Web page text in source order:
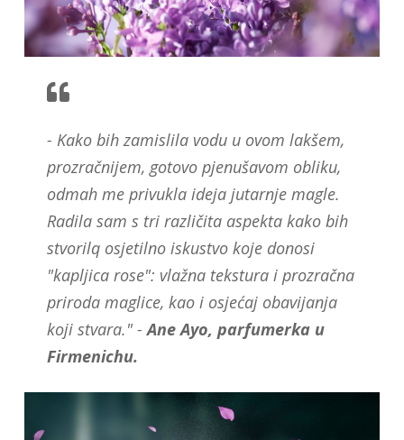
- Kako bih zamislila vodu u ovom lakšem,
prozračnijem, gotovo pjenušavom obliku,
odmah me privukla ideja jutarnje magle.
Radila sam s tri različita aspekta kako bih
stvorilq osjetilno iskustvo koje donosi
"kapljica rose": vlažna tekstura i prozračna
priroda maglice, kao i osjećaj obavijanja
koji stvara." -Ane Ayo, parfumerka u
Firmenichu.